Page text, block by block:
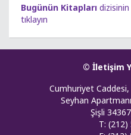
Bugünün Kitapları
tıklayın
© İletişim
Cumhuriyet
Seyhan
Şişli
T: (212)